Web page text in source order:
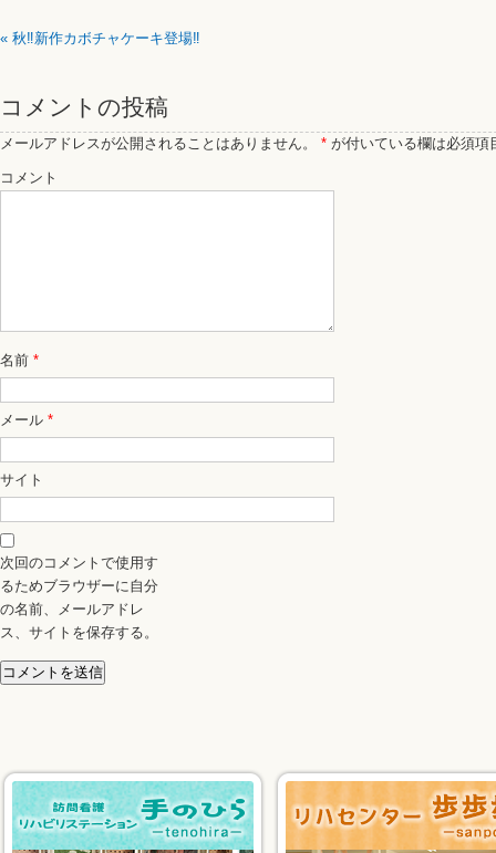
« 秋‼新作カボチャケーキ登場‼
コメントの投稿
メールアドレスが公開されることはありません。 * が付いている欄は必須項
コメント
名前 *
メール *
サイト
次回のコメントで使用す
るためブラウザーに自分
の名前、メールアドレ
ス、サイトを保存する。